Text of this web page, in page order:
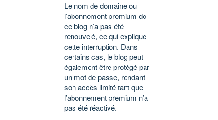
Le nom de domaine ou
l’abonnement premium de
ce blog n’a pas été
renouvelé, ce qui explique
cette interruption. Dans
certains cas, le blog peut
également être protégé par
un mot de passe, rendant
son accès limité tant que
l’abonnement premium n’a
pas été réactivé.